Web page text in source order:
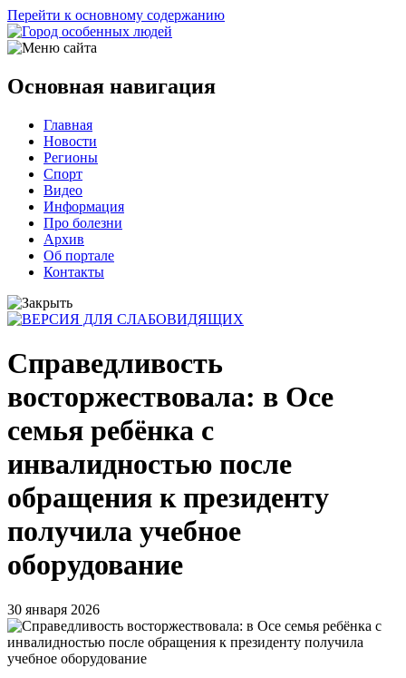
Перейти к основному содержанию
Основная навигация
Главная
Новости
Регионы
Спорт
Видео
Информация
Про болезни
Архив
Об портале
Контакты
Справедливость
восторжествовала: в Осе
семья ребёнка с
инвалидностью после
обращения к президенту
получила учебное
оборудование
30 января 2026